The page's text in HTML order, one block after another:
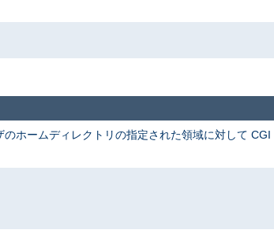
のホームディレクトリの指定された領域に対して CGI